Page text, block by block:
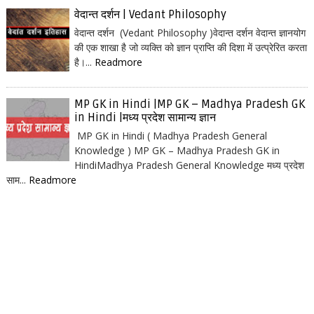
वेदान्त दर्शन | Vedant Philosophy
वेदान्त दर्शन (Vedant Philosophy )वेदान्त दर्शन वेदान्त ज्ञानयोग
की एक शाखा है जो व्यक्ति को ज्ञान प्राप्ति की दिशा में उत्प्रेरित करता
है।... Readmore
MP GK in Hindi |MP GK – Madhya Pradesh GK
in Hindi |मध्य प्रदेश सामान्य ज्ञान
MP GK in Hindi ( Madhya Pradesh General
Knowledge ) MP GK – Madhya Pradesh GK in
HindiMadhya Pradesh General Knowledge मध्य प्रदेश
साम... Readmore